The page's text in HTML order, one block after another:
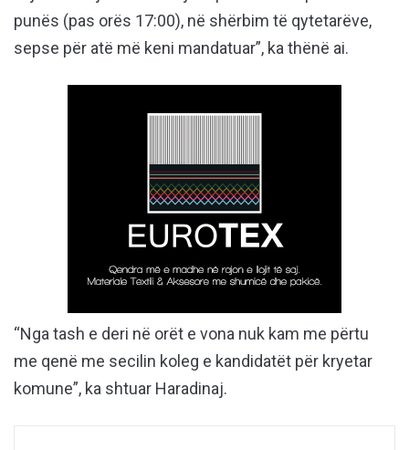
punës (pas orës 17:00), në shërbim të qytetarëve,
sepse për atë më keni mandatuar”, ka thënë ai.
“Nga tash e deri në orët e vona nuk kam me përtu
me qenë me secilin koleg e kandidatët për kryetar
komune”, ka shtuar Haradinaj.